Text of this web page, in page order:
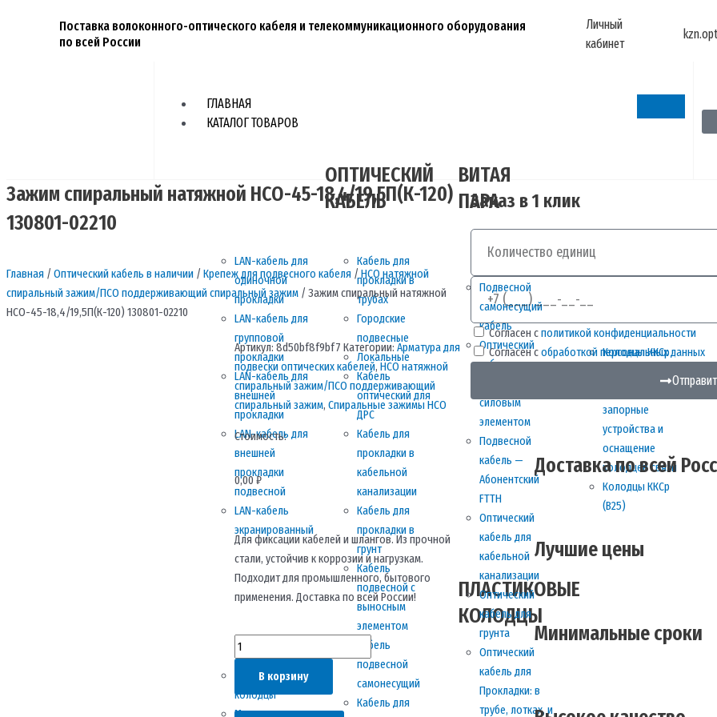
содержимому
Поставка волоконного-оптического кабеля и телекоммуникационного оборудования
по всей России
Личный
кабинет
ГЛАВНАЯ
КАТАЛОГ ТОВАРОВ
ВИТАЯ
ПАРА
LAN-кабель для
одиночной
прокладки
LAN-кабель для
групповой
прокладки
LAN-кабель для
внешней
прокладки
LAN-кабель для
внешней
прокладки
подвесной
LAN-кабель
экранированный
ПЛАСТИКОВЫЕ
КОЛОДЦЫ
Пластиковые
колодцы
Монтаж
ОПТИЧЕСКИЙ
КАБЕЛЬ
Кабель для
прокладки в
трубах
Городские
подвесные
Локальные
Кабель
оптический для
ДРС
Кабель для
прокладки в
кабельной
канализации
Кабель для
прокладки в
грунт
Кабель
подвесной с
выносным
элементом
Кабель
подвесной
самонесущий
Кабель для
Подвесной
самонесущий
кабель
Оптический
кабель с
силовым
элементом
Подвесной
кабель —
Абонентский
FTTH
Оптический
кабель для
кабельной
канализации
Оптический
кабель для
грунта
Оптический
кабель для
Прокладки: в
трубе, лотках, и
Колодцы ККСр
запорные
устройства и
оснащение
колодцев связи
Колодцы ККСр
(В25)
Зажим спиральный натяжной НСО-45-18,4/19,5П(К-120)
130801-02210
Главная / Оптический кабель в наличии / Крепеж для подвесного кабеля / НСО натяжной
спиральный зажим/ПСО поддерживающий спиральный зажим / Зажим спиральный натяжной
НСО-45-18,4/19,5П(К-120) 130801-02210
Артикул: 8d50bf8f9bf7 Категории: Арматура для
подвески оптических кабелей, НСО натяжной
спиральный зажим/ПСО поддерживающий
спиральный зажим, Спиральные зажимы НСО
Стоимость:
0,00₽
Для фиксации кабелей и шлангов. Из прочной
стали, устойчив к коррозии и нагрузкам.
Подходит для промышленного, бытового
применения. Доставка по всей России!
Количество
товара
Зажим
спиральный
В корзину
Заказ в 1 клик
Телефон
Согласен сполитикой конфиденциальности
Согласен собработкой персональных данных
Доставка по всей
Лучшие цены
Минимальные сроки